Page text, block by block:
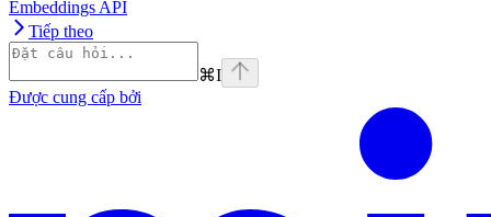
Embeddings API
Tiếp theo
⌘I
Được cung cấp bởi